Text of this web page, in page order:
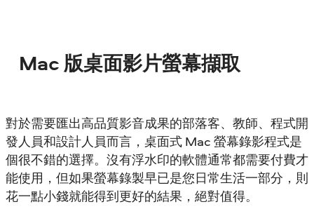
Mac 版桌面影片螢幕擷取
對於需要匯出高品質影音成果的部落客、教師、程式開
發人員和設計人員而言，桌面式 Mac 螢幕錄影程式是
個很不錯的選擇。沒有浮水印的軟體通常都需要付費才
能使用，但如果螢幕錄製早已是您日常生活一部分，則
花一點小錢就能得到更好的結果，絕對值得。